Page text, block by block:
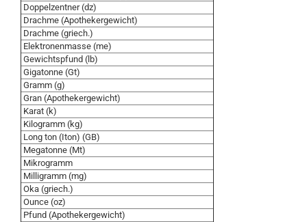
Doppelzentner (dz)
Drachme (Apothekergewicht)
Drachme (griech.)
Elektronenmasse (me)
Gewichtspfund (lb)
Gigatonne (Gt)
Gramm (g)
Gran (Apothekergewicht)
Karat (k)
Kilogramm (kg)
Long ton (Iton) (GB)
Megatonne (Mt)
Mikrogramm
Milligramm (mg)
Oka (griech.)
Ounce (oz)
Pfund (Apothekergewicht)